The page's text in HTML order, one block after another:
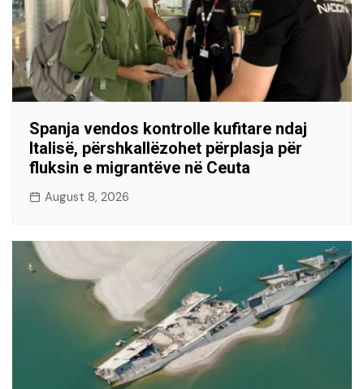
Spanja vendos kontrolle kufitare ndaj
Italisë, përshkallëzohet përplasja për
fluksin e migrantëve në Ceuta
August 8, 2026